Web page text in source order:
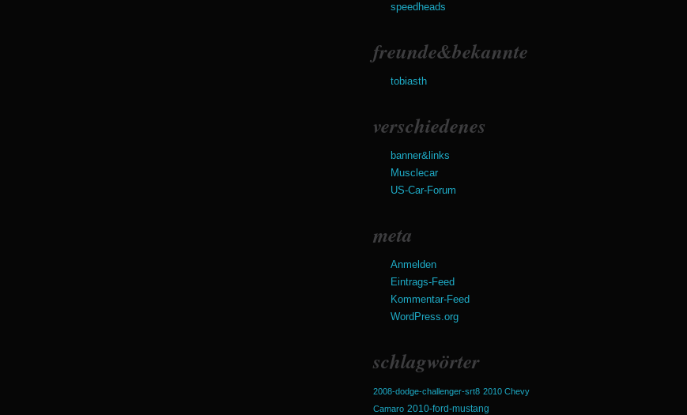
speedheads
freunde&bekannte
tobiasth
verschiedenes
banner&links
Musclecar
US-Car-Forum
meta
Anmelden
Eintrags-Feed
Kommentar-Feed
WordPress.org
schlagwörter
2008-dodge-challenger-srt8 2010 Chevy
Camaro 2010-ford-mustang